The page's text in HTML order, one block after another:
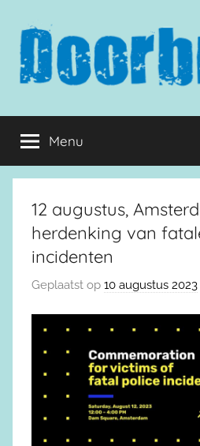
inhoud
springen
Doorbraak.eu
Menu
12 augustus,
herdenking van
incidenten
Geplaatst op 10 augustus 2023